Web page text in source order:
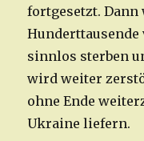
fortgesetzt. Dann
sinnlos sterben
wird weiter
ohne Ende
Ukraine liefern.